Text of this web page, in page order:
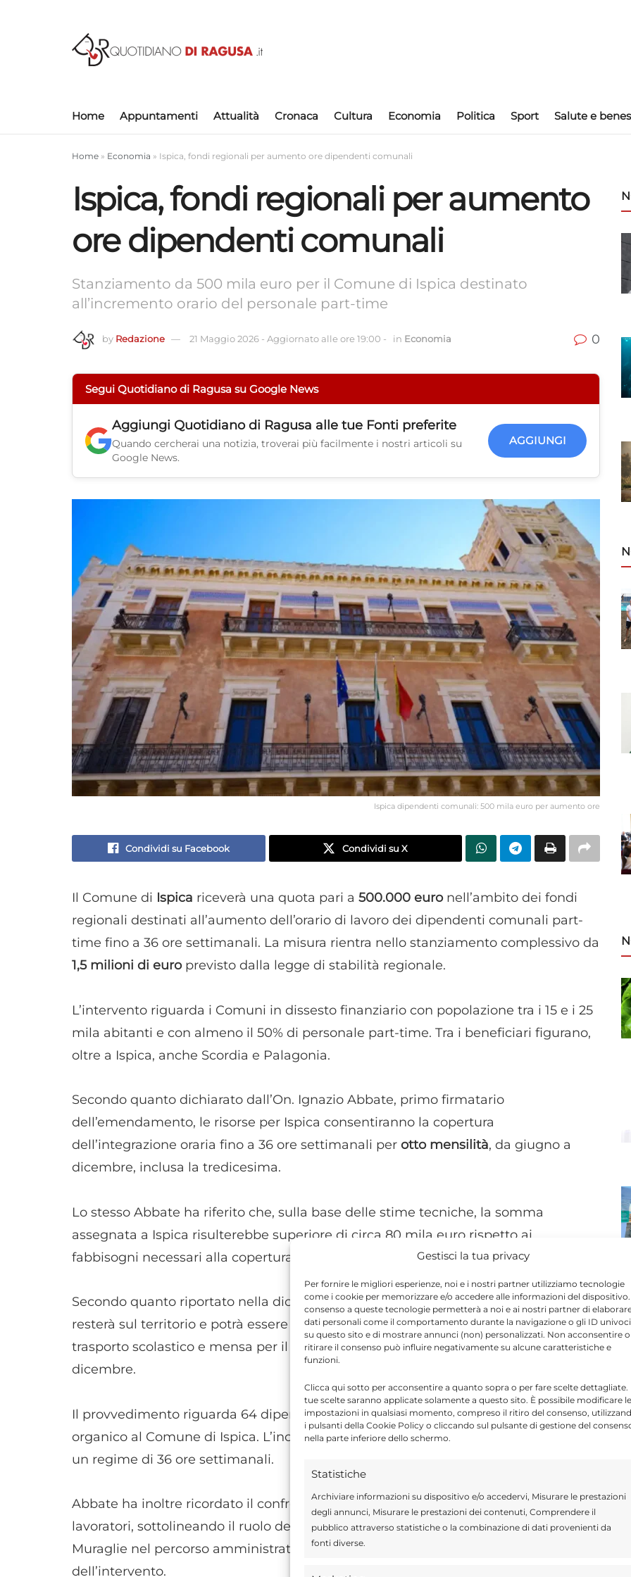
Gestisci la tua privacy
Per fornire le migliori esperienze, noi e i nostri partner utilizziamo tecnologie
come i cookie per memorizzare e/o accedere alle informazioni del
consenso a queste tecnologie permetterà a noi e ai nostri partner di
dati personali come il comportamento durante la navigazione o gli ID univoci
su questo sito e di mostrare annunci (non) personalizzati. Non acconsentire o
ritirare il consenso può influire negativamente su alcune caratteristiche e
funzioni.
Clicca qui sotto per acconsentire a quanto sopra o per fare scelte dettagliate.
tue scelte saranno applicate solamente a questo sito. È possibile modificare le
impostazioni in qualsiasi momento, compreso il ritiro del consenso,
i pulsanti della Cookie Policy o cliccando sul pulsante di gestione del
nella parte inferiore dello schermo.
Statistiche
Archiviare informazioni su dispositivo e/o accedervi, Misurare le prestazioni
degli annunci, Misurare le prestazioni dei contenuti, Comprendere il
pubblico attraverso statistiche o la combinazione di dati provenienti da
fonti diverse.
Home Appuntamenti Attualità Cronaca Cultura Economia Politica Sport Salute e
Home » Economia » Ispica, fondi regionali per aumento ore dipendenti comunali
Ispica, fondi regionali per aumento
ore dipendenti comunali
Stanziamento da 500 mila euro per il Comune di Ispica destinato
all’incremento orario del personale part-time
by Redazione 21 Maggio 2026 - Aggiornato alle ore 19:00 - in Economia 0
Segui Quotidiano di Ragusa su Google News
Aggiungi Quotidiano di Ragusa alle tue Fonti preferite
Quando cercherai una notizia, troverai più facilmente i nostri articoli su
Google News.
AGGIUNGI
Ispica dipendenti comunali: 500 mila euro per aumento ore
Condividi su Facebook Condividi su X
Il Comune di Ispica riceverà una quota pari a 500.000 euronell’ambito dei fondi
regionali destinati all’aumento dell’orario di lavoro dei dipendenti comunali part-
time fino a 36 ore settimanali. La misura rientra nello stanziamento complessivo da
1,5 milioni di europrevisto dalla legge di stabilità regionale.
L’intervento riguarda i Comuni in dissesto finanziario con popolazione tra i 15 e i 25
mila abitanti e con almeno il 50% di personale part-time. Tra i beneficiari figurano,
oltre a Ispica, anche Scordia e Palagonia.
Secondo quanto dichiarato dall’On. Ignazio Abbate, primo firmatario
dell’emendamento, le risorse per Ispica consentiranno la copertura
dell’integrazione oraria fino a 36 ore settimanali per otto mensilità, da giugno a
dicembre, inclusa la tredicesima.
Lo stesso Abbate ha riferito che, sulla base delle stime tecniche, la somma
assegnata a Ispica risulterebbe superiore di circa 80 mila euro rispetto ai
fabbisogni necessari alla copertura dell’aumento orario dei lavoratori interessati.
Secondo quanto riportato nella dichiarazione, l’eventuale eccedenza di risorse
resterà sul territorio e potrà essere utilizzata per la copertura di servizi locali, tra cui
trasporto scolastico e mensa per il periodo di riapertura delle scuole fino a
dicembre.
Il provvedimento riguarda 64 dipendenti part-time su un totale di 80 unità in
organico al Comune di Ispica. L’incremento orario è finalizzato al passaggio verso
un regime di 36 ore settimanali.
Abbate ha inoltre ricordato il confronto con l’amministrazione comunale e con i
lavoratori, sottolineando il ruolo dei consiglieri comunali guidati da Pierenzo
Muraglie nel percorso amministrativo che ha portato alla definizione
dell’intervento.